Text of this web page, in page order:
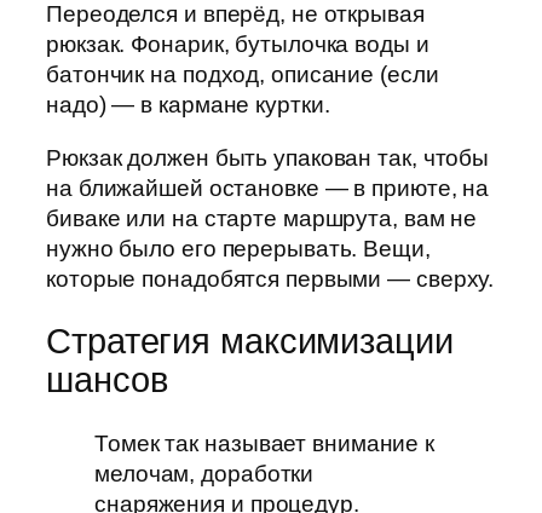
Переоделся и вперёд, не открывая
рюкзак. Фонарик, бутылочка воды и
батончик на подход, описание (если
надо) — в кармане куртки.
Рюкзак должен быть упакован так, чтобы
на ближайшей остановке — в приюте, на
биваке или на старте маршрута, вам не
нужно было его перерывать. Вещи,
которые понадобятся первыми — сверху.
Стратегия максимизации
шансов
Томек так называет внимание к
мелочам, доработки
снаряжения и процедур.